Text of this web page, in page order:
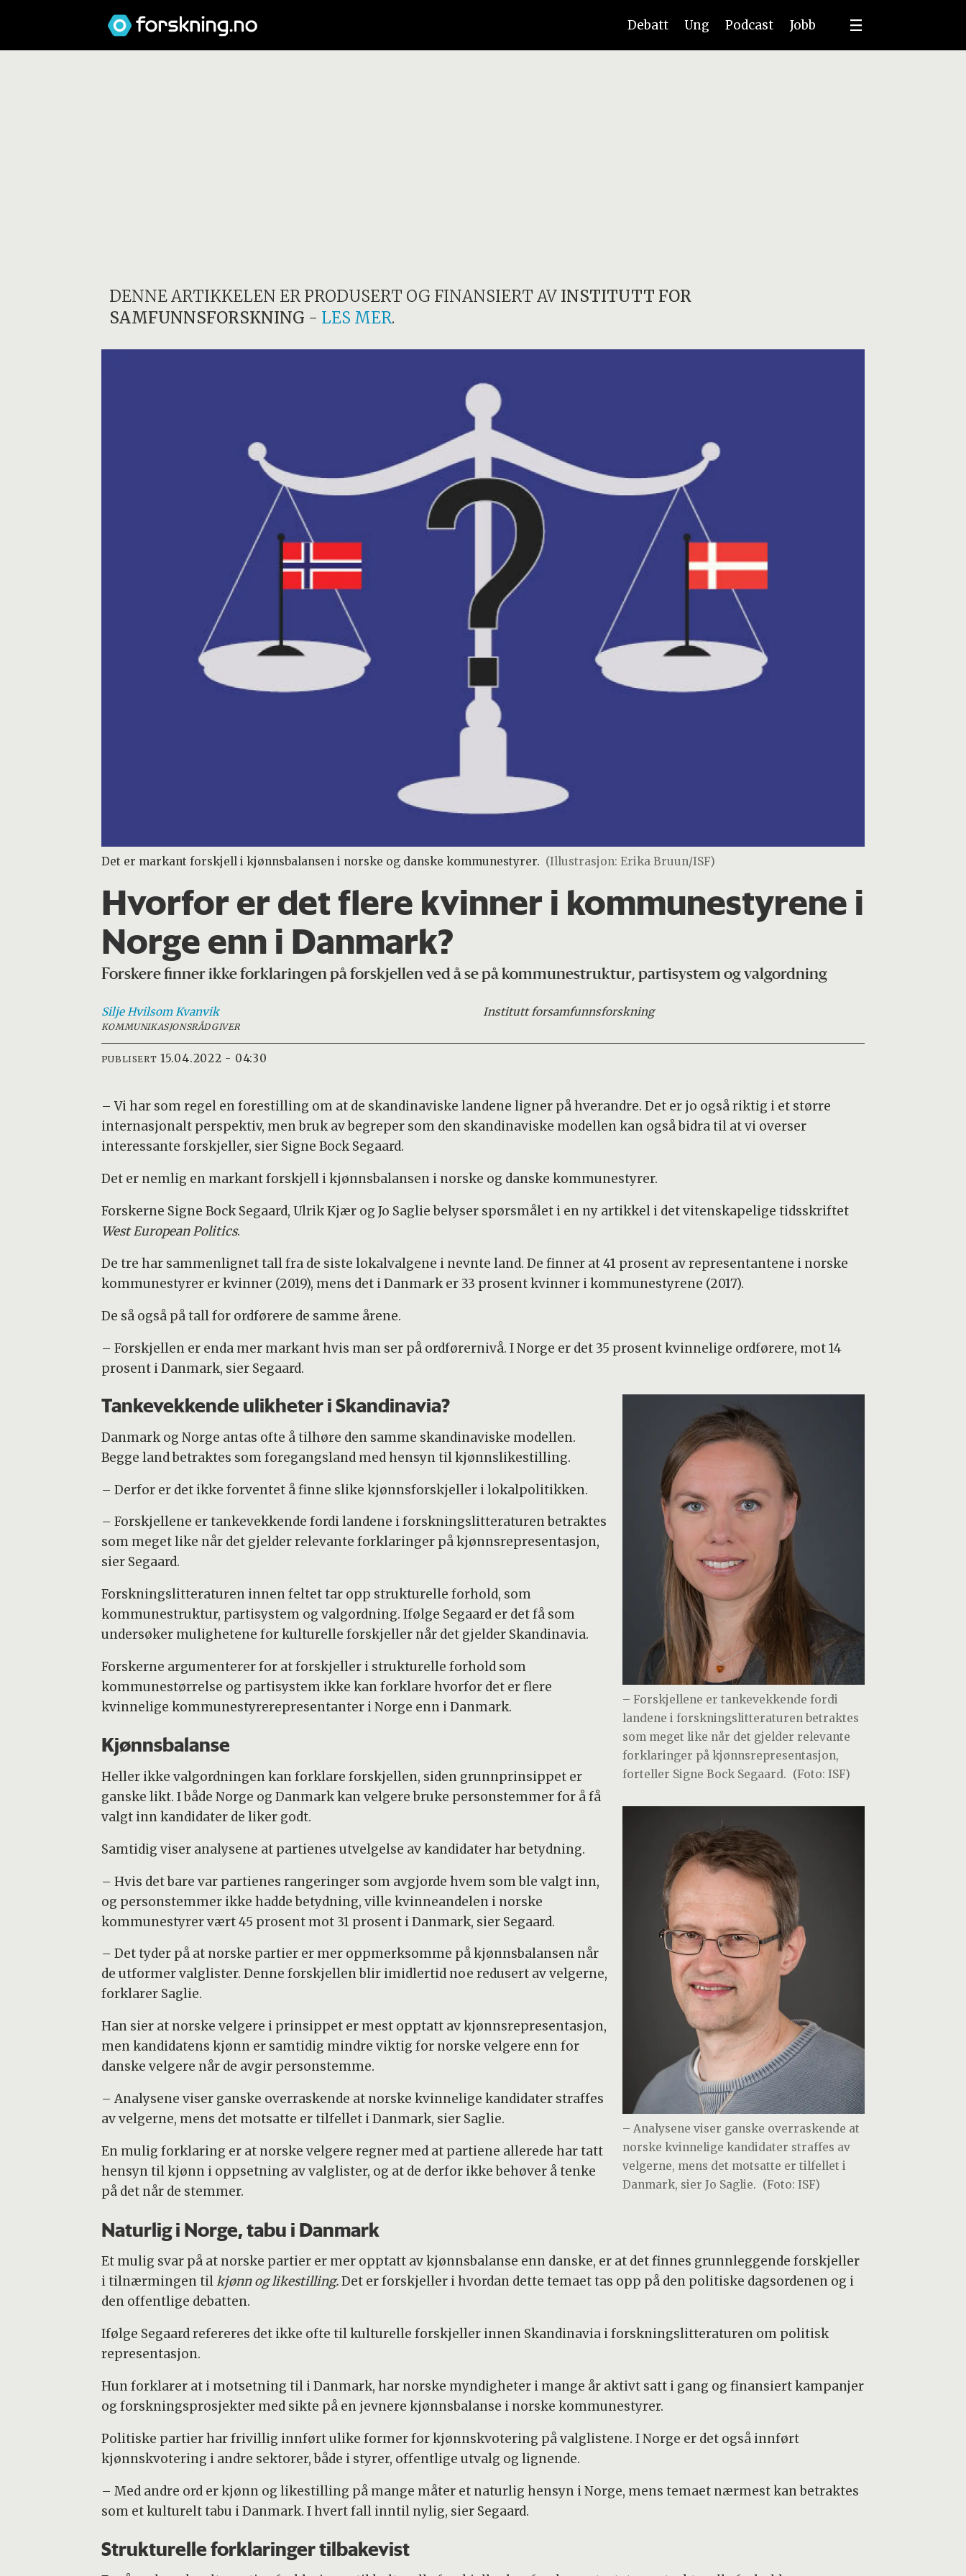
Debatt Ung Podcast Jobb
DENNE ARTIKKELEN ER PRODUSERT OG FINANSIERT AV INSTITUTT FOR
SAMFUNNSFORSKNING - LES MER.
Det er markant forskjell i kjønnsbalansen i norske og danske kommunestyrer. (Illustrasjon: Erika Bruun/ISF)
Hvorfor er det flere kvinner i kommune­styrene i
Norge enn i Danmark?
Forskere finner ikke forklaringen på forskjellen ved å se på kommunestruktur, partisystem og valgordning
Silje Hvilsom Kvanvik
KOMMUNIKASJONSRÅDGIVER
Institutt forsamfunnsforskning
PUBLISERT 15.04.2022 - 04:30
– Vi har som regel en forestilling om at de skandinaviske landene ligner på hverandre. Det er jo også riktig i et større
internasjonalt perspektiv, men bruk av begreper som den skandinaviske modellen kan også bidra til at vi overser
interessante forskjeller, sier Signe Bock Segaard.
Det er nemlig en markant forskjell i kjønnsbalansen i norske og danske kommunestyrer.
Forskerne Signe Bock Segaard, Ulrik Kjær og Jo Saglie belyser spørsmålet i en ny artikkel i det vitenskapelige tidsskriftet
West European Politics.
De tre har sammenlignet tall fra de siste lokalvalgene i nevnte land. De finner at 41 prosent av representantene i norske
kommunestyrer er kvinner (2019), mens det i Danmark er 33 prosent kvinner i kommunestyrene (2017).
De så også på tall for ordførere de samme årene.
– Forskjellen er enda mer markant hvis man ser på ordførernivå. I Norge er det 35 prosent kvinnelige ordførere, mot 14
prosent i Danmark, sier Segaard.
– Forskjellene er tankevekkende fordi
landene i forskningslitteraturen betraktes
som meget like når det gjelder relevante
forklaringer på kjønnsrepresentasjon,
forteller Signe Bock Segaard. (Foto: ISF)
Tankevekkende ulikheter i Skandinavia?
Danmark og Norge antas ofte å tilhøre den samme skandinaviske modellen.
Begge land betraktes som foregangsland med hensyn til kjønnslikestilling.
– Derfor er det ikke forventet å finne slike kjønnsforskjeller i lokalpolitikken.
– Forskjellene er tankevekkende fordi landene i forskningslitteraturen betraktes
som meget like når det gjelder relevante forklaringer på kjønnsrepresentasjon,
sier Segaard.
Forskningslitteraturen innen feltet tar opp strukturelle forhold, som
kommunestruktur, partisystem og valgordning. Ifølge Segaard er det få som
undersøker mulighetene for kulturelle forskjeller når det gjelder Skandinavia.
Forskerne argumenterer for at forskjeller i strukturelle forhold som
kommunestørrelse og partisystem ikke kan forklare hvorfor det er flere
kvinnelige kommunestyrerepresentanter i Norge enn i Danmark.
– Analysene viser ganske overraskende at
norske kvinnelige kandidater straffes av
velgerne, mens det motsatte er tilfellet i
Danmark, sier Jo Saglie. (Foto: ISF)
Kjønnsbalanse
Heller ikke valgordningen kan forklare forskjellen, siden grunnprinsippet er
ganske likt. I både Norge og Danmark kan velgere bruke personstemmer for å få
valgt inn kandidater de liker godt.
Samtidig viser analysene at partienes utvelgelse av kandidater har betydning.
– Hvis det bare var partienes rangeringer som avgjorde hvem som ble valgt inn,
og personstemmer ikke hadde betydning, ville kvinneandelen i norske
kommunestyrer vært 45 prosent mot 31 prosent i Danmark, sier Segaard.
– Det tyder på at norske partier er mer oppmerksomme på kjønnsbalansen når
de utformer valglister. Denne forskjellen blir imidlertid noe redusert av velgerne,
forklarer Saglie.
Han sier at norske velgere i prinsippet er mest opptatt av kjønnsrepresentasjon,
men kandidatens kjønn er samtidig mindre viktig for norske velgere enn for
danske velgere når de avgir personstemme.
– Analysene viser ganske overraskende at norske kvinnelige kandidater straffes
av velgerne, mens det motsatte er tilfellet i Danmark, sier Saglie.
En mulig forklaring er at norske velgere regner med at partiene allerede har tatt
hensyn til kjønn i oppsetning av valglister, og at de derfor ikke behøver å tenke
på det når de stemmer.
Naturlig i Norge, tabu i Danmark
Et mulig svar på at norske partier er mer opptatt av kjønnsbalanse enn danske, er at det finnes grunnleggende forskjeller
i tilnærmingen tilkjønn og likestilling.Det er forskjeller i hvordan dette temaet tas opp på den politiske dagsordenen og i
den offentlige debatten.
Ifølge Segaard refereres det ikke ofte til kulturelle forskjeller innen Skandinavia i forskningslitteraturen om politisk
representasjon.
Hun forklarer at i motsetning til i Danmark, har norske myndigheter i mange år aktivt satt i gang og finansiert kampanjer
og forskningsprosjekter med sikte på en jevnere kjønnsbalanse i norske kommunestyrer.
Politiske partier har frivillig innført ulike former for kjønnskvotering på valglistene. I Norge er det også innført
kjønnskvotering i andre sektorer, både i styrer, offentlige utvalg og lignende.
– Med andre ord er kjønn og likestilling på mange måter et naturlig hensyn i Norge, mens temaet nærmest kan betraktes
som et kulturelt tabu i Danmark. I hvert fall inntil nylig, sier Segaard.
Strukturelle forklaringer tilbakevist